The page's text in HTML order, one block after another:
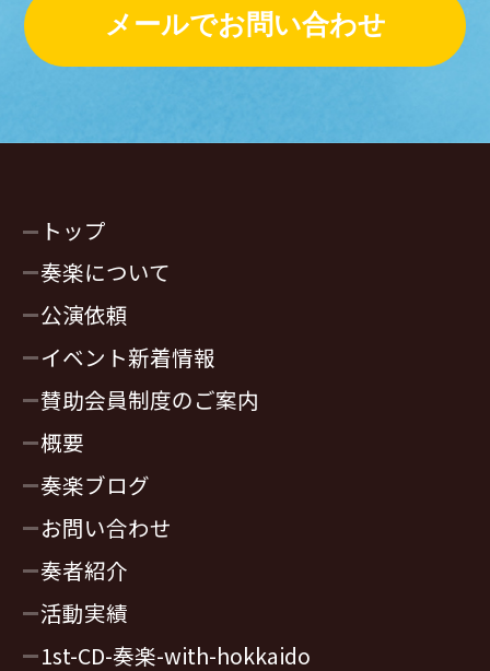
メールでお問い合わせ
トップ
奏楽について
公演依頼
イベント新着情報
賛助会員制度のご案内
概要
奏楽ブログ
お問い合わせ
奏者紹介
活動実績
1st-CD-奏楽-with-hokkaido